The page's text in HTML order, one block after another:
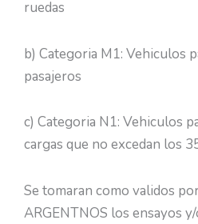
ruedas
b) Categoria M1: Vehiculos
pasajeros
c) Categoria N1: Vehiculos
cargas que no excedan los
Se tomaran como validos
ARGENTNOS los ensayos